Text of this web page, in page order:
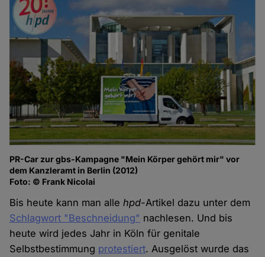
PR-Car zur gbs-Kampagne "Mein Körper gehört mir" vor
dem Kanzleramt in Berlin (2012)
Foto: © Frank Nicolai
Bis heute kann man allehpd-Artikel dazu unter dem
Schlagwort "Beschneidung" nachlesen. Und bis
heute wird jedes Jahr in Köln für genitale
Selbstbestimmung protestiert. Ausgelöst wurde das